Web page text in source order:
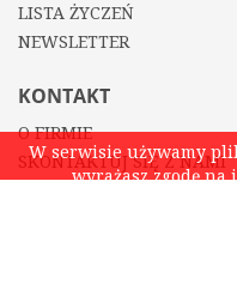
LISTA ŻYCZEŃ
NEWSLETTER
KONTAKT
O FIRMIE
SKONTAKTUJ SIĘ Z NAMI
W serwisie używamy
wyrażasz zgodę